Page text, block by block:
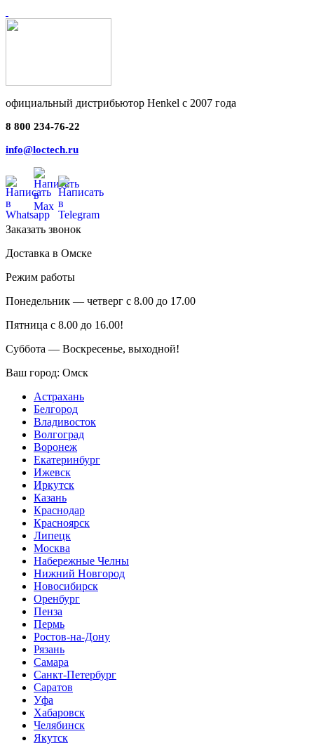
официальный дистрибьютор Henkel с 2007 года
8 800 234-76-22
info@loctech.ru
Заказать звонок
Доставка в Омске
Режим работы
Понедельник — четверг с 8.00 до 17.00
Пятница с 8.00 до 16.00!
Суббота — Воскресенье, выходной!
Ваш город: Омск
Астрахань
Белгород
Владивосток
Волгоград
Воронеж
Екатеринбург
Ижевск
Иркутск
Казань
Краснодар
Красноярск
Липецк
Москва
Набережные Челны
Нижний Новгород
Новосибирск
Оренбург
Пенза
Пермь
Ростов-на-Дону
Рязань
Самара
Санкт-Петербург
Саратов
Уфа
Хабаровск
Челябинск
Якутск